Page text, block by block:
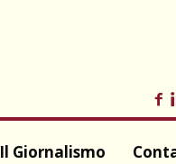
Il Giornalismo